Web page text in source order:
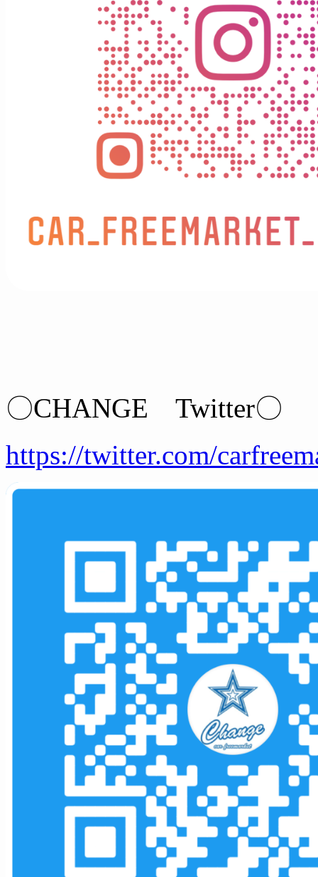
〇CHANGE Twitter〇
https://twitter.com/